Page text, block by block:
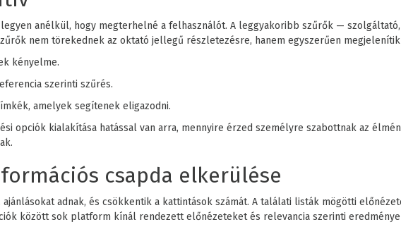
anélkül, hogy megterhelné a felhasználót. A leggyakoribb szűrők —
nem törekednek az oktató jellegű részletezésre, hanem egyszerűen
kényelme.
szerinti szűrés.
amelyek segítenek eligazodni.
opciók kialakítása hatással van arra, mennyire érzed személyre szabottnak az
csapda elkerülése
adnak, és csökkentik a kattintások számát. A találati listák mögötti
között sok platform kínál rendezett előnézeteket és relevancia szerinti